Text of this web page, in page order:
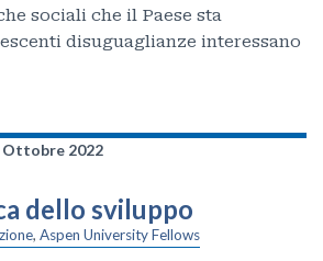
sociali che il Paese sta
disuguaglianze interessano
Ottobre 2022
dello sviluppo
, Aspen University Fellows